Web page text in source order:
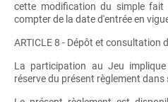
cette modification du simple
compter de la date d'entrée en
ARTICLE 8 - Dépôt et consultation
La participation au Jeu
réserve du présent règlement